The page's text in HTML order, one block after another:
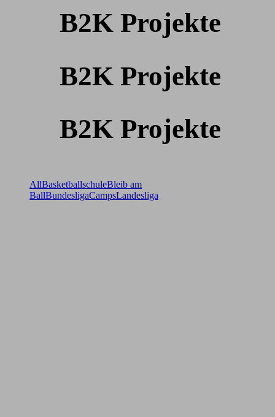
B2K Projekte
B2K Projekte
B2K Projekte
AllBasketballschuleBleib am
BallBundesligaCampsLandesliga